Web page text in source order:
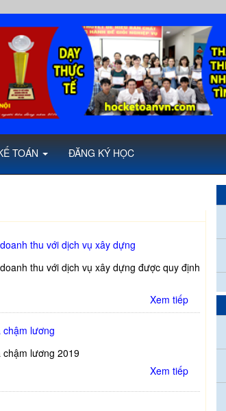
TOÁN ĐĂNG KÝ HỌC
thu với dịch vụ xây dựng
thu với dịch vụ xây dựng được quy định
Xem tiếp
chậm lương
chậm lương 2019
Xem tiếp